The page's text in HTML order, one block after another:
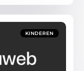
KINDEREN